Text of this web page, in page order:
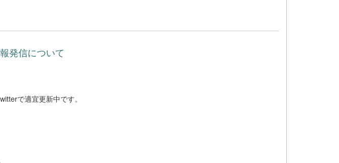
発信について
で適宜更新中です。